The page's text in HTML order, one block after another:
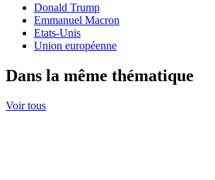
Donald Trump
Emmanuel Macron
Etats-Unis
Union européenne
Dans la même thématique
Voir tous